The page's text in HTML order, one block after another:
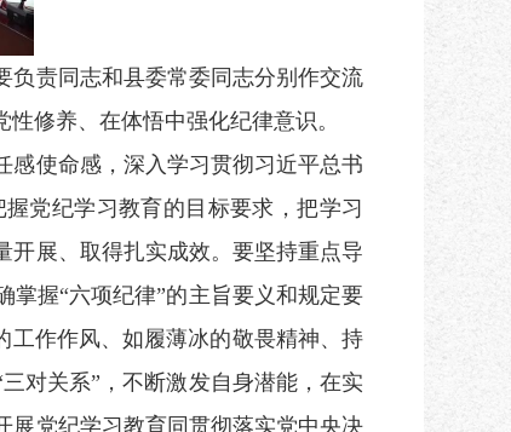
责同志和县委常委同志分别作交流
修养、在体悟中强化纪律意识。
使命感，深入学习贯彻习近平总书
党纪学习教育的目标要求，把学习
开展、取得扎实成效。要坚持重点导
掌握“六项纪律”的主旨要义和规定要
工作作风、如履薄冰的敬畏精神、持
对关系”，不断激发自身潜能，在实
展党纪学习教育同贯彻落实党中央决